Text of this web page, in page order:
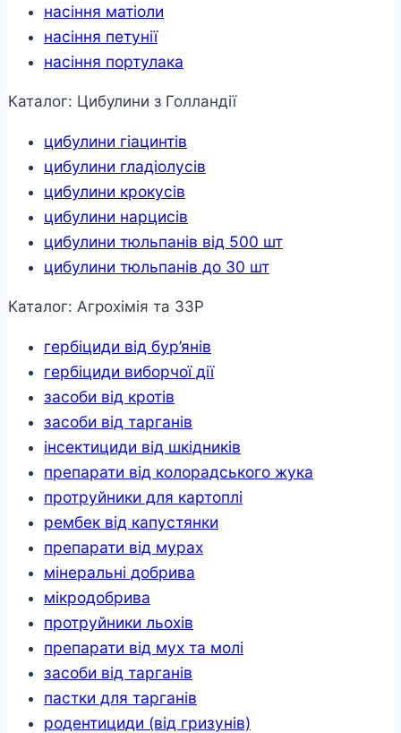
насіння матіоли
насіння петунії
насіння портулака
Каталог: Цибулини з Голландії
цибулини гіацинтів
цибулини гладіолусів
цибулини крокусів
цибулини нарцисів
цибулини тюльпанів від 500 шт
цибулини тюльпанів до 30 шт
Каталог: Агрохімія та ЗЗР
гербіциди від бур’янів
гербіциди виборчої дії
засоби від кротів
засоби від тарганів
інсектициди від шкідників
препарати від колорадського жука
протруйники для картоплі
рембек від капустянки
препарати від мурах
мінеральні добрива
мікродобрива
протруйники льохів
препарати від мух та молі
засоби від тарганів
пастки для тарганів
родентициди (від гризунів)